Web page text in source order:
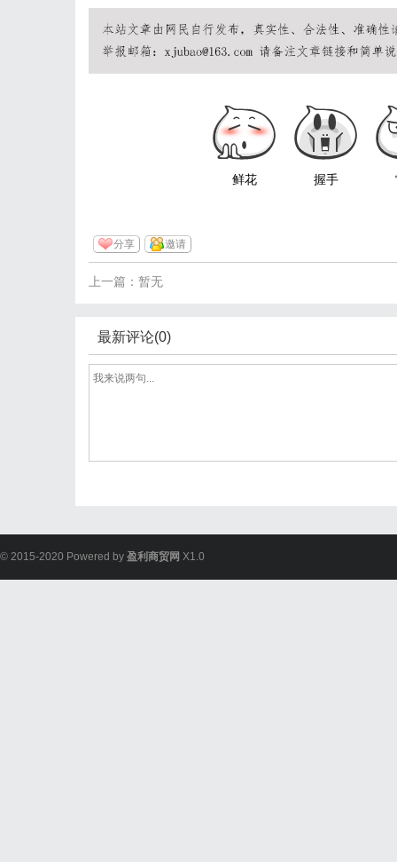
鲜花 握手
分享 邀请
上一篇：暂无
最新评论(0)
© 2015-2020 Powered by 盈利商贸网 X1.0